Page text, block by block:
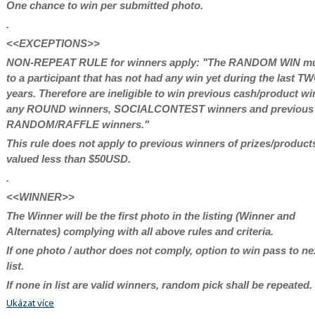
One chance to win per submitted photo.
.
<<EXCEPTIONS>>
NON-REPEAT RULE for winners apply: "The RANDOM WIN
to a participant that has not had any win yet during the last
years. Therefore are ineligible to win previous cash/product
any ROUND winners, SOCIALCONTEST winners and previous
RANDOM/RAFFLE winners."
This rule does not apply to previous winners of prizes/
valued less than $50USD.
.
<<WINNER>>
The Winner will be the first photo in the listing (Winner and
Alternates) complying with all above rules and criteria.
If one photo / author does not comply, option to win pass to
list.
If none in list are valid winners, random pick shall be repeated.
Ukázat více